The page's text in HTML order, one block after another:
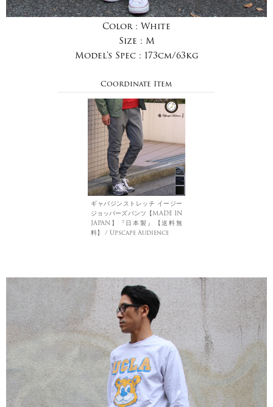
Color : White
Size : M
Model's Spec : 173cm/63kg
Coordinate Item
ギャバジンストレッチ イージー
ジョッパーズパンツ【MADE IN
JAPAN】『日本製』【送料無
料】 / Upscape Audience